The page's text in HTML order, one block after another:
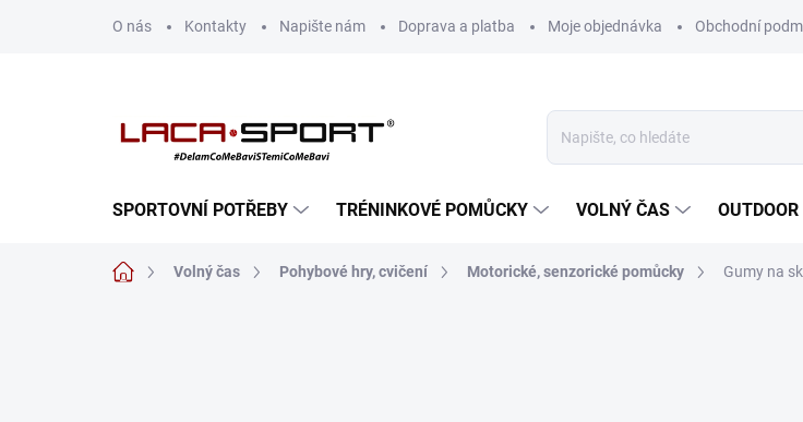
O nás Kontakty Napište nám Doprava a platba Moje objednávka Obchodní
SPORTOVNÍ POTŘEBY TRÉNINKOVÉ POMŮCKY VOLNÝ ČAS OUTDOOR
Domů Volný čas Pohybové hry, cvičení Motorické, senzorické pomůcky Gumy na